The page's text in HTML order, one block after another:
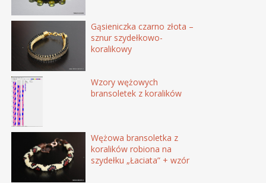
Gąsieniczka czarno złota –
sznur szydełkowo-
koralikowy
Wzory wężowych
bransoletek z koralików
Wężowa bransoletka z
koralików robiona na
szydełku „Łaciata” + wzór